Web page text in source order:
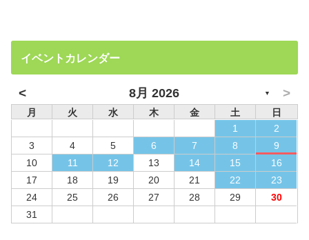
イベントカレンダー
< 8月 2026 ▼ >
月 火 水 木 金 土
日
1
2
3
4 5 6 7 8
9
10
11 12 13 14 15
16
17
18 19 20 21 22
23
24
25 26 27 28 29
30
31